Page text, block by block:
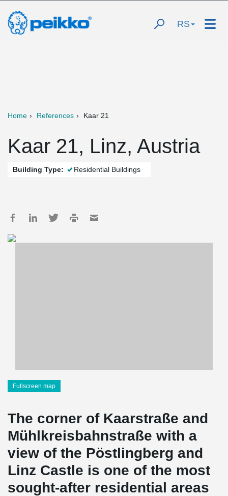
RS
Home References Kaar 21
Kaar 21, Linz, Austria
Building Type: Residential Buildings
Fullscreen map
The corner of Kaarstraße and
Mühlkreisbahnstraße with a
view of the Pöstlingberg and
Linz Castle is one of the most
sought-after residential areas